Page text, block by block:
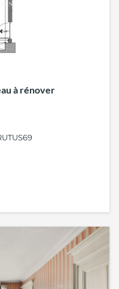
à rénover